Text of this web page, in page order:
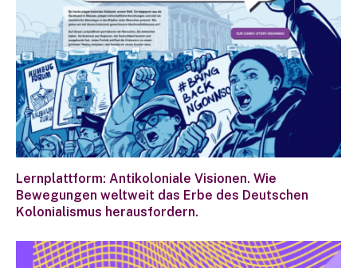
Lernplattform: Antikoloniale Visionen. Wie
Bewegungen weltweit das Erbe des Deutschen
Kolonialismus herausfordern.